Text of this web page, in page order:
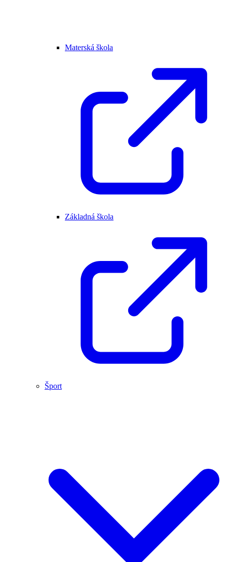
Materská škola
Základná škola
Šport